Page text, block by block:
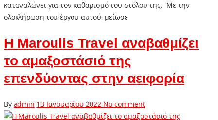
καταναλώνει για τον καθαρισμό του στόλου της. Με την
ολοκλήρωση του έργου αυτού, μείωσε
Η Maroulis Travel αναβαθμίζει
το αμαξοστάσιό της
επενδύοντας στην αειφορία
By admin 13 Ιανουαρίου 2022 No comment